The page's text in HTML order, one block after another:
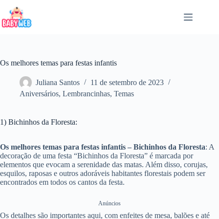
para
o
conteúdo
Os melhores temas para festas infantis
Juliana Santos
11 de setembro de 2023
Aniversários, Lembrancinhas, Temas
1) Bichinhos da Floresta:
Os melhores temas para festas infantis – Bichinhos da Floresta: A
decoração de uma festa “Bichinhos da Floresta” é marcada por
elementos que evocam a serenidade das matas. Além disso, corujas,
esquilos, raposas e outros adoráveis habitantes florestais podem ser
encontrados em todos os cantos da festa.
Anúncios
Os detalhes são importantes aqui, com enfeites de mesa, balões e até